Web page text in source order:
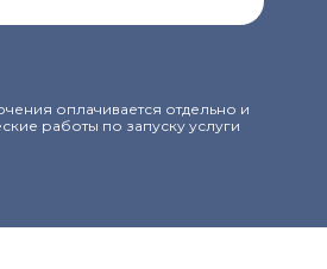
оплачивается отдельно и
работы по запуску услуги